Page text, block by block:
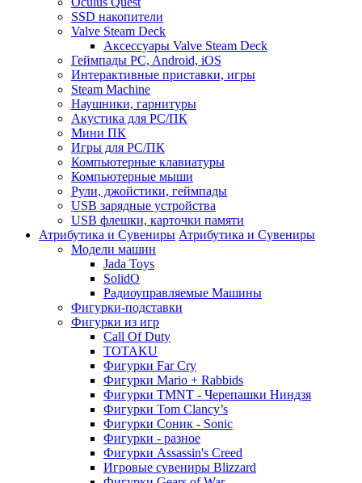
SSD накопители
Valve Steam Deck
Аксессуары Valve Steam Deck
Геймпады PC, Android, iOS
Интерактивные приставки, игры
Steam Machine
Наушники, гарнитуры
Акустика для PC/ПК
Мини ПК
Игры для PC/ПК
Компьютерные клавиатуры
Компьютерные мыши
Рули, джойстики, геймпады
USB зарядные устройства
USB флешки, карточки памяти
Атрибутика и Сувениры Атрибутика и Сувениры
Модели машин
Jada Toys
SolidO
Радиоуправляемые Машины
Фигурки-подставки
Фигурки из игр
Call Of Duty
TOTAKU
Фигурки Far Cry
Фигурки Mario + Rabbids
Фигурки TMNT - Черепашки Ниндзя
Фигурки Tom Clancy’s
Фигурки Соник - Sonic
Фигурки - разное
Фигурки Assassin's Creed
Игровые сувениры Blizzard